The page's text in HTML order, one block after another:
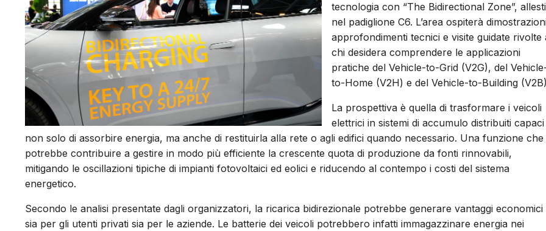
tecnologia con “The Bidirectional Zone”,
nel padiglione C6. L’area ospiterà
approfondimenti tecnici e visite guidate rivolte
chi desidera comprendere le applicazioni
pratiche del Vehicle-to-Grid (V2G), del
to-Home (V2H) e del Vehicle-to-Building
La prospettiva è quella di trasformare i veicoli
elettrici in sistemi di accumulo distribuiti capaci
non solo di assorbire energia, ma anche di restituirla alla rete o agli edifici quando necessario. Una funzione che
potrebbe contribuire a gestire in modo più efficiente la crescente quota di produzione da fonti rinnovabili,
mitigando le oscillazioni tipiche di impianti fotovoltaici ed eolici e riducendo al contempo i costi del sistema
energetico.
Secondo le analisi presentate dagli organizzatori, la ricarica bidirezionale potrebbe generare vantaggi economici
sia per gli utenti privati sia per le aziende. Le batterie dei veicoli potrebbero infatti immagazzinare energia nei